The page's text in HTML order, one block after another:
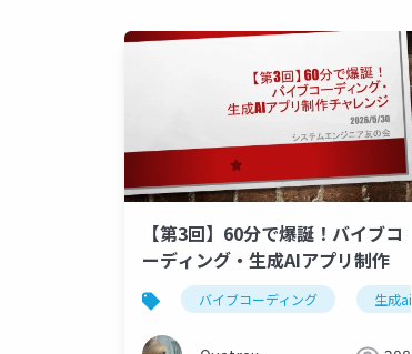
【第3回】60分で爆誕！バイブコ
ーディング・生成AIアプリ制作
バイブコーディング 生成ai